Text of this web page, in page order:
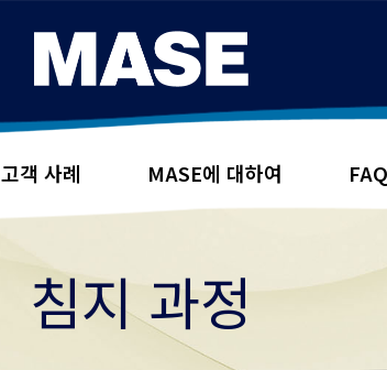
고객 사례 MASE에 대하여 FAQ
침지 과정